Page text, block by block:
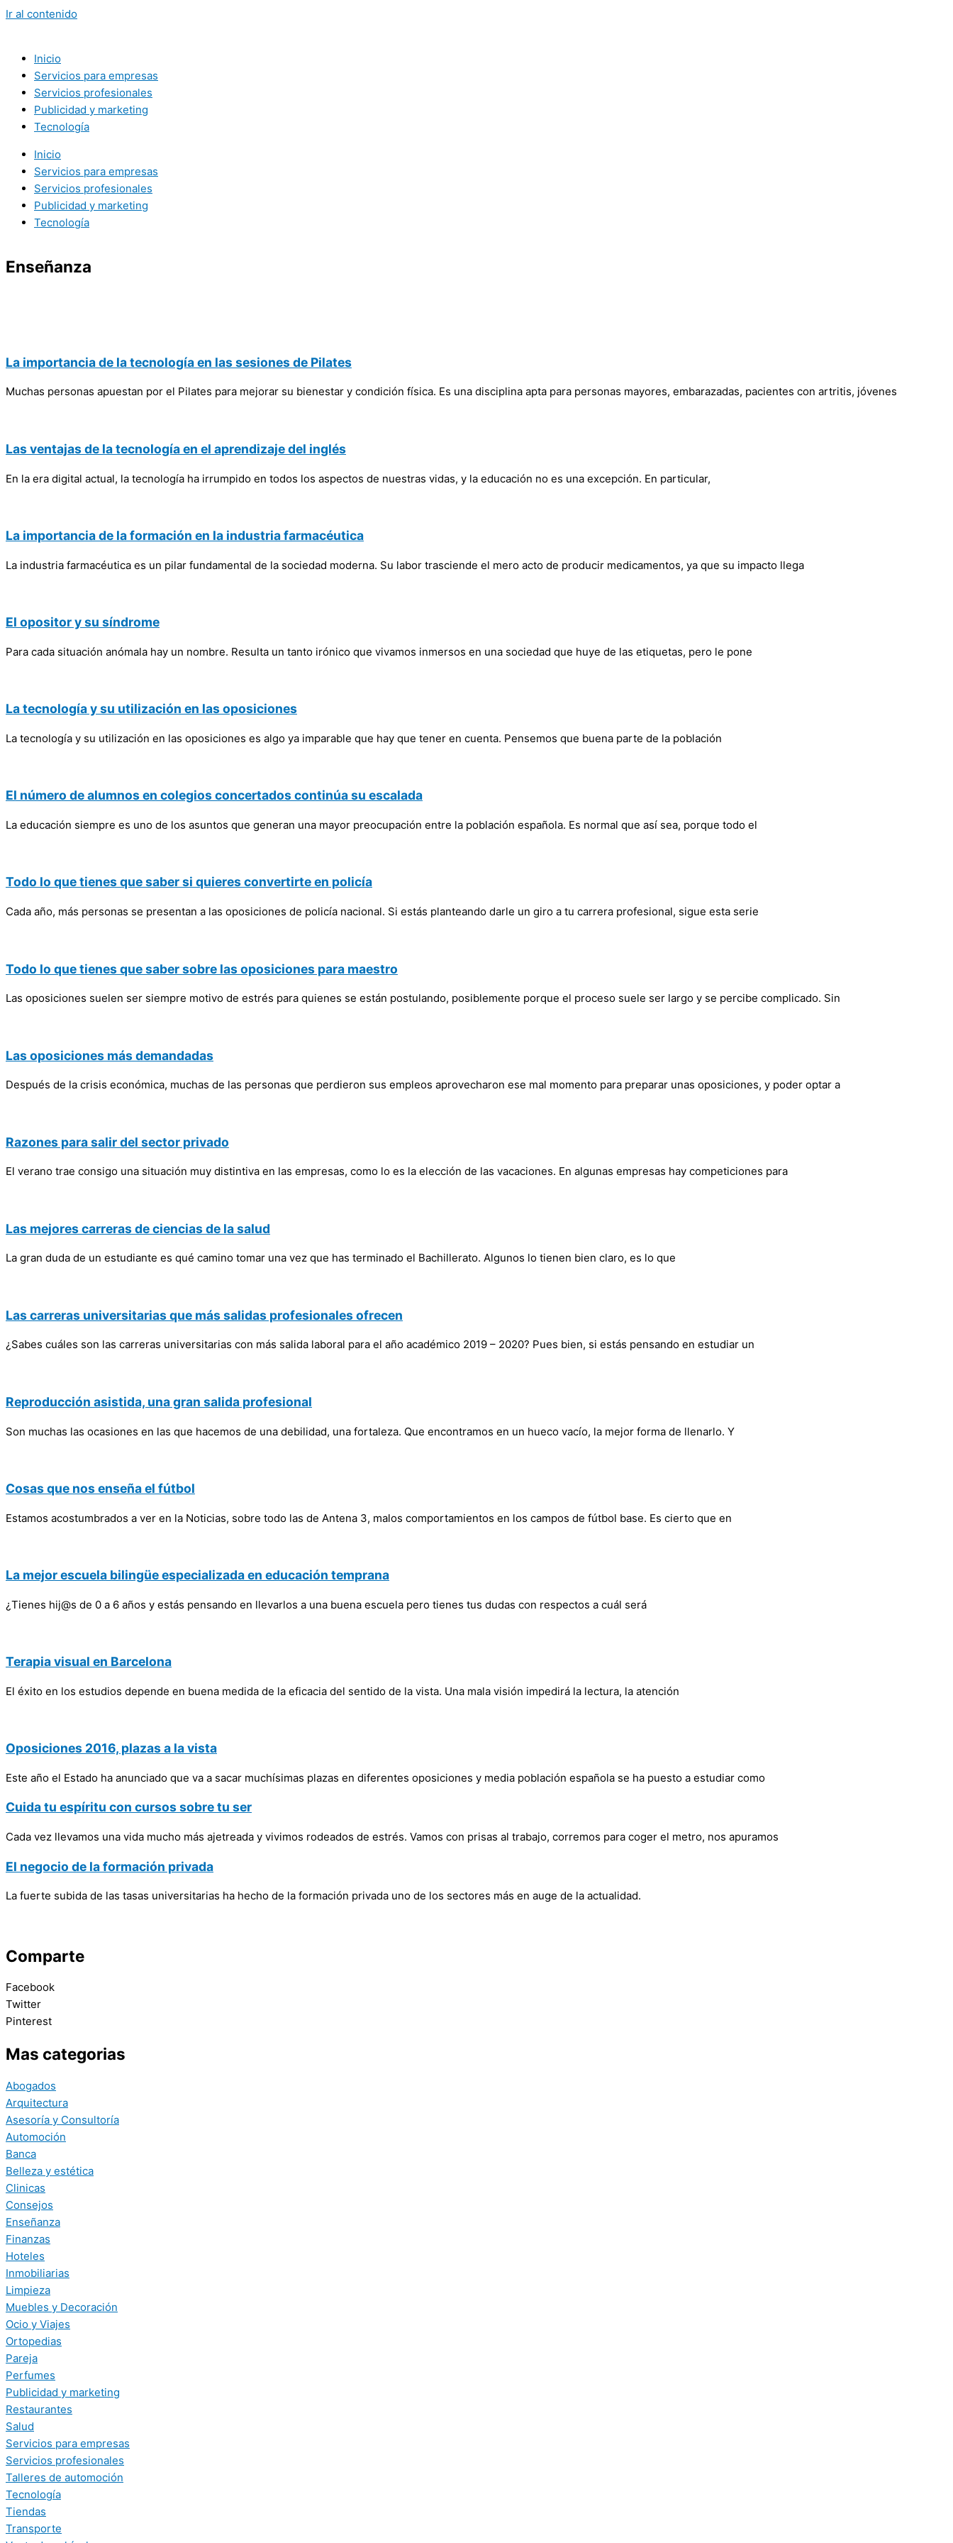
Ir al contenido
Inicio
Servicios para empresas
Servicios profesionales
Publicidad y marketing
Tecnología
Inicio
Servicios para empresas
Servicios profesionales
Publicidad y marketing
Tecnología
Enseñanza
La importancia de la tecnología en las sesiones de Pilates
Muchas personas apuestan por el Pilates para mejorar su bienestar y condición física. Es una disciplina apta para personas mayores, embarazadas, pacientes con artritis, jóvenes
Las ventajas de la tecnología en el aprendizaje del inglés
En la era digital actual, la tecnología ha irrumpido en todos los aspectos de nuestras vidas, y la educación no es una excepción. En particular,
La importancia de la formación en la industria farmacéutica
La industria farmacéutica es un pilar fundamental de la sociedad moderna. Su labor trasciende el mero acto de producir medicamentos, ya que su impacto llega
El opositor y su síndrome
Para cada situación anómala hay un nombre. Resulta un tanto irónico que vivamos inmersos en una sociedad que huye de las etiquetas, pero le pone
La tecnología y su utilización en las oposiciones
La tecnología y su utilización en las oposiciones es algo ya imparable que hay que tener en cuenta. Pensemos que buena parte de la población
El número de alumnos en colegios concertados continúa su escalada
La educación siempre es uno de los asuntos que generan una mayor preocupación entre la población española. Es normal que así sea, porque todo el
Todo lo que tienes que saber si quieres convertirte en policía
Cada año, más personas se presentan a las oposiciones de policía nacional. Si estás planteando darle un giro a tu carrera profesional, sigue esta serie
Todo lo que tienes que saber sobre las oposiciones para maestro
Las oposiciones suelen ser siempre motivo de estrés para quienes se están postulando, posiblemente porque el proceso suele ser largo y se percibe complicado. Sin
Las oposiciones más demandadas
Después de la crisis económica, muchas de las personas que perdieron sus empleos aprovecharon ese mal momento para preparar unas oposiciones, y poder optar a
Razones para salir del sector privado
El verano trae consigo una situación muy distintiva en las empresas, como lo es la elección de las vacaciones. En algunas empresas hay competiciones para
Las mejores carreras de ciencias de la salud
La gran duda de un estudiante es qué camino tomar una vez que has terminado el Bachillerato. Algunos lo tienen bien claro, es lo que
Las carreras universitarias que más salidas profesionales ofrecen
¿Sabes cuáles son las carreras universitarias con más salida laboral para el año académico 2019 – 2020? Pues bien, si estás pensando en estudiar un
Reproducción asistida, una gran salida profesional
Son muchas las ocasiones en las que hacemos de una debilidad, una fortaleza. Que encontramos en un hueco vacío, la mejor forma de llenarlo. Y
Cosas que nos enseña el fútbol
Estamos acostumbrados a ver en la Noticias, sobre todo las de Antena 3, malos comportamientos en los campos de fútbol base. Es cierto que en
La mejor escuela bilingüe especializada en educación temprana
¿Tienes hij@s de 0 a 6 años y estás pensando en llevarlos a una buena escuela pero tienes tus dudas con respectos a cuál será
Terapia visual en Barcelona
El éxito en los estudios depende en buena medida de la eficacia del sentido de la vista. Una mala visión impedirá la lectura, la atención
Oposiciones 2016, plazas a la vista
Este año el Estado ha anunciado que va a sacar muchísimas plazas en diferentes oposiciones y media población española se ha puesto a estudiar como
Cuida tu espíritu con cursos sobre tu ser
Cada vez llevamos una vida mucho más ajetreada y vivimos rodeados de estrés. Vamos con prisas al trabajo, corremos para coger el metro, nos apuramos
El negocio de la formación privada
La fuerte subida de las tasas universitarias ha hecho de la formación privada uno de los sectores más en auge de la actualidad.
Comparte
Facebook
Twitter
Pinterest
Mas categorias
Abogados
Arquitectura
Asesoría y Consultoría
Automoción
Banca
Belleza y estética
Clinicas
Consejos
Enseñanza
Finanzas
Hoteles
Inmobiliarias
Limpieza
Muebles y Decoración
Ocio y Viajes
Ortopedias
Pareja
Perfumes
Publicidad y marketing
Restaurantes
Salud
Servicios para empresas
Servicios profesionales
Talleres de automoción
Tecnología
Tiendas
Transporte